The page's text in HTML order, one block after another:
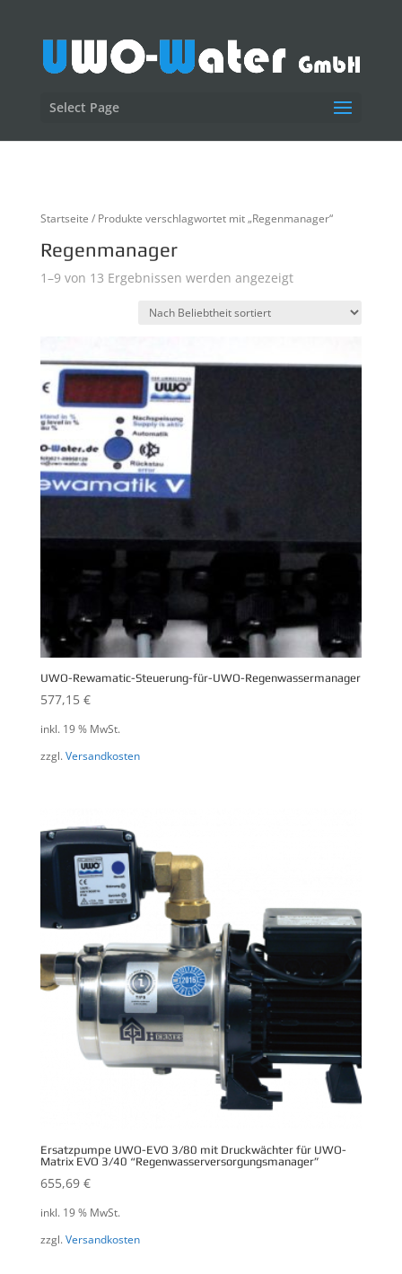
Select Page
Startseite / Produkte verschlagwortet mit „Regenmanager“
Regenmanager
1–9 von 13 Ergebnissen werden angezeigt
UWO-Rewamatic-Steuerung-für-UWO-Regenwassermanager
577,15 €
inkl. 19 % MwSt.
zzgl. Versandkosten
Ersatzpumpe UWO-EVO 3/80 mit Druckwächter für UWO-
Matrix EVO 3/40 “Regenwasserversorgungsmanager”
655,69 €
inkl. 19 % MwSt.
zzgl. Versandkosten